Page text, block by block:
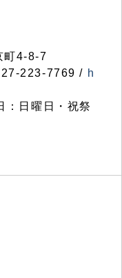
町4-8-7
223-7769 / h
日曜日・祝祭